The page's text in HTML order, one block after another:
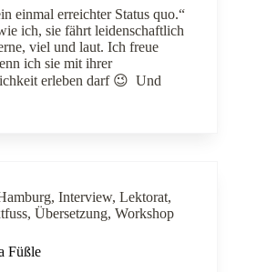
einmal erreichter Status quo.“
ich, sie fährt leidenschaftlich
viel und laut. Ich freue
ich sie mit ihrer
erleben darf 😉 Und
, Interview, Lektorat,
, Übersetzung, Workshop
Füßle